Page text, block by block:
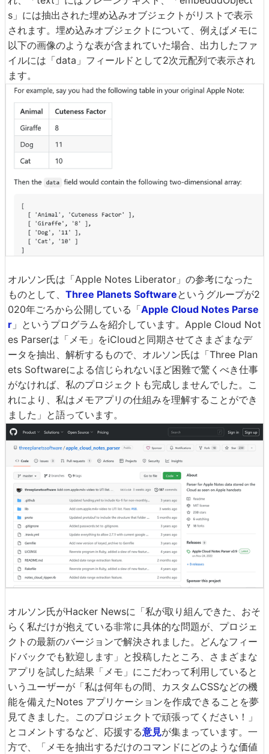
s」には抽出された埋め込みオブジェクトがリストで表示
されます。埋め込みオブジェクトについて、例えばメモに
以下の画像のような表が含まれていた場合、出力したファ
イルには「data」フィールドとして2次元配列で表示され
ます。
オルソン氏は「Apple Notes Liberator」の参考になった
ものとして、 Three Planets Softwareというグループが2
020年ごろから公開している「Apple Cloud Notes Parse
r 」というプログラムを紹介しています。Apple Cloud Not
es Parserは「メモ」をiCloudと同期させてさまざまなデ
ータを抽出、解析するもので、オルソン氏は「Three Plan
ets Softwareによる信じられないほど困難で驚くべき仕事
がなければ、私のプロジェクトも完成しませんでした。こ
れにより、私はメモアプリの仕組みを理解することができ
ました」と語っています。
オルソン氏がHacker Newsに「私が取り組んできた、おそ
らく私だけが抱えている非常に具体的な問題が、プロジェ
クトの最新のバージョンで解決されました。どんなフィー
ドバックでも歓迎します」と投稿したところ、さまざまな
アプリを試した結果「メモ」にこだわって利用していると
いうユーザーが「私は何年もの間、カスタムCSSなどの機
能を備えたNotes アプリケーションを作成できることを夢
見てきました。このプロジェクトで頑張ってください！」
とコメントするなど、応援する意見が集まっています。一
方で、「メモを抽出するだけのコマンドにどのような価値